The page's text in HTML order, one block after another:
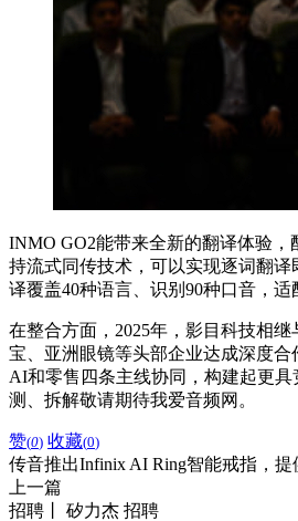
INMO GO2能带来全新的翻译体验，
持流式同传技术，可以实现逐词翻
译覆盖40种语言、识别90种口音，适
在整合方面，2025年，影目科技相继
宝、亚洲眼镜等头部企业达成深度合
AI和零售四条主线协同，构建起更
测、拆解敬请期待我爱音频网。
赞(0) 收藏(0)
传音推出Infinix AI Ring智能戒指，提
上一篇
招聘丨 矽力杰 招聘